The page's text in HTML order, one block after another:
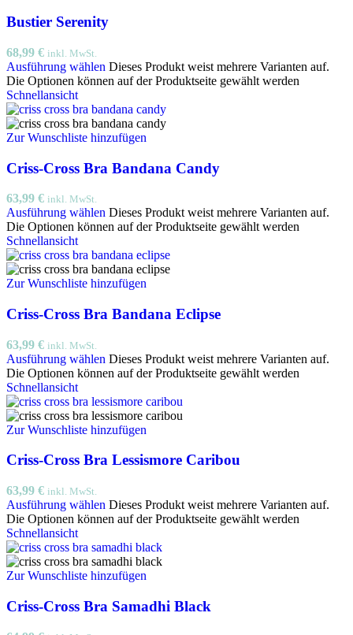
Bustier Serenity
68,99 € inkl. MwSt.
Ausführung wählen Dieses Produkt weist mehrere Varianten auf.
Die Optionen können auf der Produktseite gewählt werden
Schnellansicht
Zur Wunschliste hinzufügen
Criss-Cross Bra Bandana Candy
63,99 € inkl. MwSt.
Ausführung wählen Dieses Produkt weist mehrere Varianten auf.
Die Optionen können auf der Produktseite gewählt werden
Schnellansicht
Zur Wunschliste hinzufügen
Criss-Cross Bra Bandana Eclipse
63,99 € inkl. MwSt.
Ausführung wählen Dieses Produkt weist mehrere Varianten auf.
Die Optionen können auf der Produktseite gewählt werden
Schnellansicht
Zur Wunschliste hinzufügen
Criss-Cross Bra Lessismore Caribou
63,99 € inkl. MwSt.
Ausführung wählen Dieses Produkt weist mehrere Varianten auf.
Die Optionen können auf der Produktseite gewählt werden
Schnellansicht
Zur Wunschliste hinzufügen
Criss-Cross Bra Samadhi Black